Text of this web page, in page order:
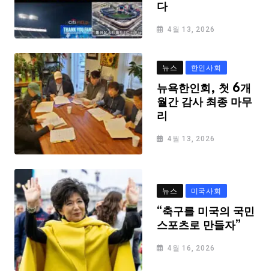
다
4월 13, 2026
뉴스 한인사회
뉴욕한인회, 첫 6개
월간 감사 최종 마무
리
4월 13, 2026
뉴스 미국사회
“축구를 미국의 국민
스포츠로 만들자”
4월 16, 2026